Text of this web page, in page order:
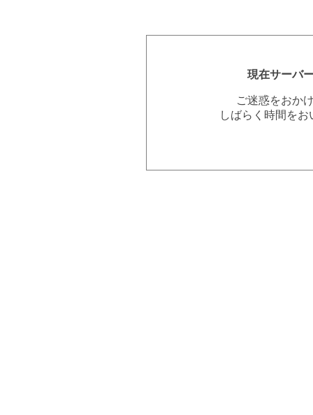
現在サーバ
ご迷惑をおか
しばらく時間を